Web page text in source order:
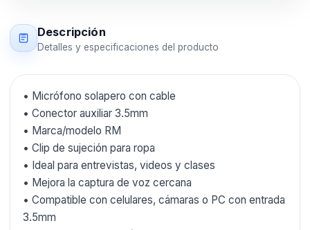
Descripción
Detalles y especificaciones del producto
• Micrófono solapero con cable
• Conector auxiliar 3.5mm
• Marca/modelo RM
• Clip de sujeción para ropa
• Ideal para entrevistas, videos y clases
• Mejora la captura de voz cercana
• Compatible con celulares, cámaras o PC con entrada
3.5mm